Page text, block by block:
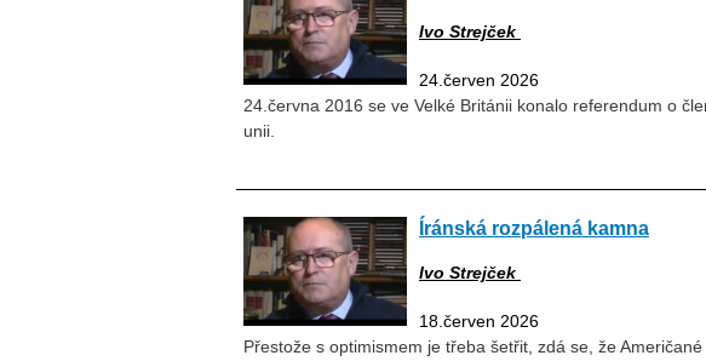
Ivo Strejček
24.červen 2026
24.června 2016 se ve Velké Británii konalo referendum o
unii.
Íránská rozpálená kamna
Ivo Strejček
18.červen 2026
Přestože s optimismem je třeba šetřit, zdá se, že